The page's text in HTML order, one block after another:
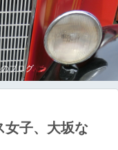
ブログ
女子、大坂な